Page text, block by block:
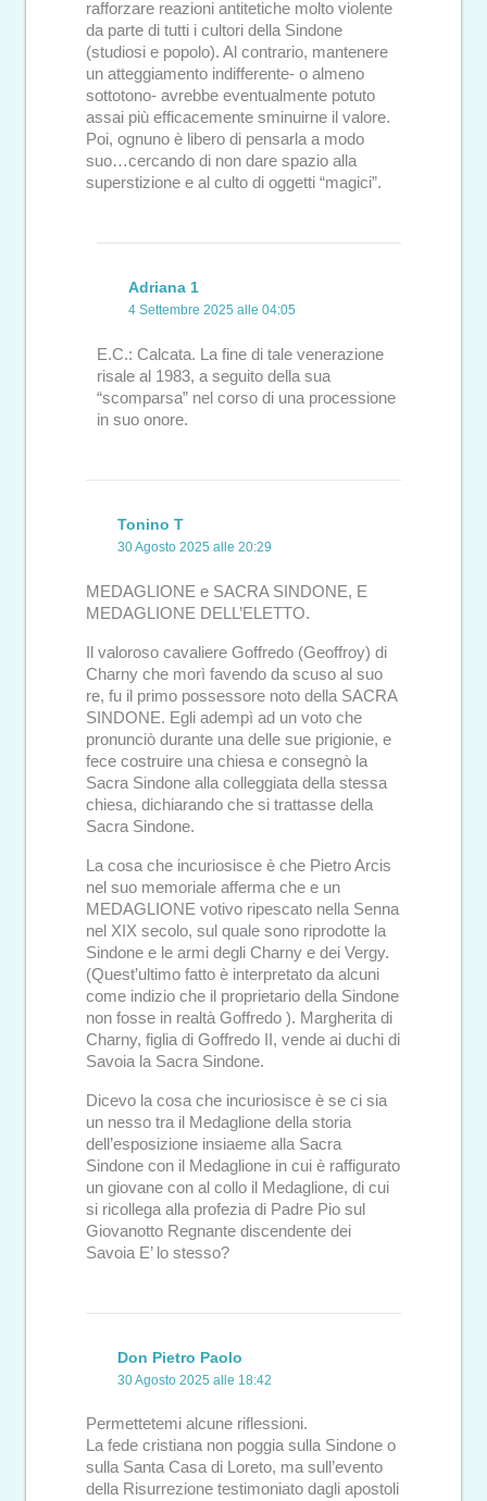
rafforzare reazioni antitetiche molto violente
da parte di tutti i cultori della Sindone
(studiosi e popolo). Al contrario, mantenere
un atteggiamento indifferente- o almeno
sottotono- avrebbe eventualmente potuto
assai più efficacemente sminuirne il valore.
Poi, ognuno è libero di pensarla a modo
suo…cercando di non dare spazio alla
superstizione e al culto di oggetti “magici”.
Adriana 1
4 Settembre 2025 alle 04:05
E.C.: Calcata. La fine di tale venerazione
risale al 1983, a seguito della sua
“scomparsa” nel corso di una processione
in suo onore.
Tonino T
30 Agosto 2025 alle 20:29
MEDAGLIONE e SACRA SINDONE, E
MEDAGLIONE DELL’ELETTO.
Il valoroso cavaliere Goffredo (Geoffroy) di
Charny che morì favendo da scuso al suo
re, fu il primo possessore noto della SACRA
SINDONE. Egli adempì ad un voto che
pronunciò durante una delle sue prigionie, e
fece costruire una chiesa e consegnò la
Sacra Sindone alla colleggiata della stessa
chiesa, dichiarando che si trattasse della
Sacra Sindone.
La cosa che incuriosisce è che Pietro Arcis
nel suo memoriale afferma che e un
MEDAGLIONE votivo ripescato nella Senna
nel XIX secolo, sul quale sono riprodotte la
Sindone e le armi degli Charny e dei Vergy.
(Quest’ultimo fatto è interpretato da alcuni
come indizio che il proprietario della Sindone
non fosse in realtà Goffredo ). Margherita di
Charny, figlia di Goffredo II, vende ai duchi di
Savoia la Sacra Sindone.
Dicevo la cosa che incuriosisce è se ci sia
un nesso tra il Medaglione della storia
dell’esposizione insiaeme alla Sacra
Sindone con il Medaglione in cui è raffigurato
un giovane con al collo il Medaglione, di cui
si ricollega alla profezia di Padre Pio sul
Giovanotto Regnante discendente dei
Savoia E’ lo stesso?
Don Pietro Paolo
30 Agosto 2025 alle 18:42
Permettetemi alcune riflessioni.
La fede cristiana non poggia sulla Sindone o
sulla Santa Casa di Loreto, ma sull’evento
della Risurrezione testimoniato dagli apostoli